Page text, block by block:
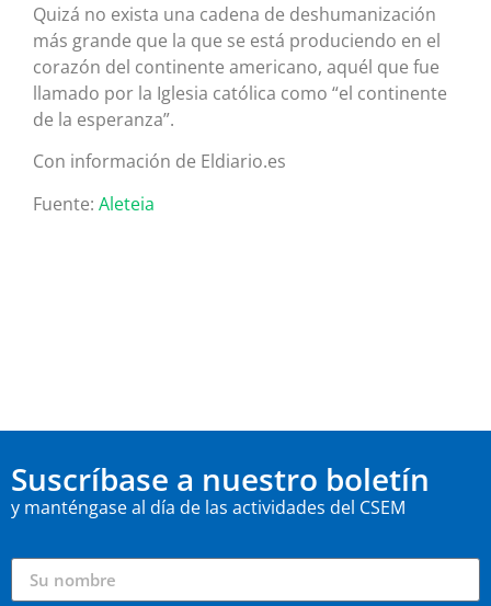
Quizá no exista una cadena de deshumanización
más grande que la que se está produciendo en el
corazón del continente americano, aquél que fue
llamado por la Iglesia católica como “el continente
de la esperanza”.
Con información de Eldiario.es
Fuente: Aleteia
Suscríbase a nuestro boletín
y manténgase al día de las actividades del CSEM